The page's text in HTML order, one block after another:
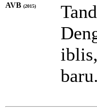
AVB (2015)
baru.